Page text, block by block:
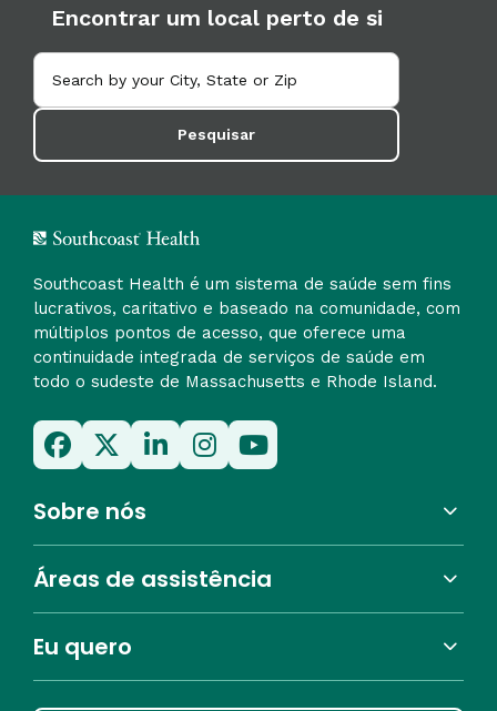
Encontrar um local perto de si
Pesquisar
Southcoast Health é um sistema de saúde sem fins
lucrativos, caritativo e baseado na comunidade, com
múltiplos pontos de acesso, que oferece uma
continuidade integrada de serviços de saúde em
todo o sudeste de Massachusetts e Rhode Island.
Sobre nós
Áreas de assistência
Eu quero